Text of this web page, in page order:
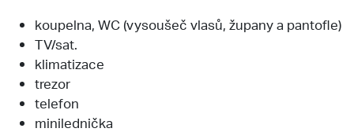
koupelna, WC (vysoušeč vlasů, župany a pantofle)
TV/sat.
klimatizace
trezor
telefon
minilednička